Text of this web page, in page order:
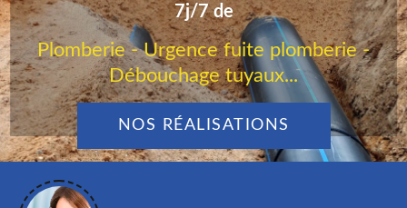
7j/7 de
Plomberie - Urgence fuite plomberie -
Débouchage tuyaux...
NOS RÉALISATIONS